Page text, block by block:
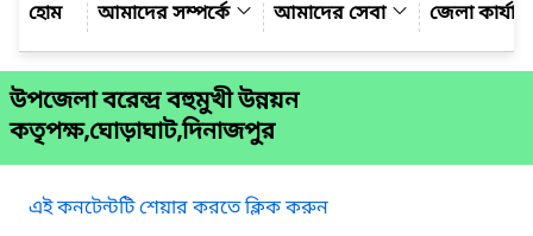
আমাদের সম্পর্কে
আমাদের সেবা জেলা
উপজেলা বরেন্দ্র বহুমুখী উন্নয়ন
কতৃপক্ষ,ঘোড়াঘাট,দিনাজপুর
এই কনটেন্টটি শেয়ার করতে ক্লিক করুন